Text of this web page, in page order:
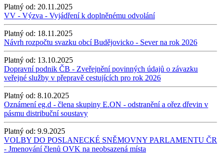
Platný od: 20.11.2025
VV - Výzva - Vyjádření k doplněnému odvolání
Platný od: 18.11.2025
Návrh rozpočtu svazku obcí Budějovicko - Sever na rok 2026
Platný od: 13.10.2025
Dopravní podnik ČB - Zveřejnění povinných údajů o závazku
veřejné služby v přepravě cestujících pro rok 2026
Platný od: 8.10.2025
Oznámení eg.d - člena skupiny E.ON - odstranění a ořez dřevin v
pásmu distribuční soustavy
Platný od: 9.9.2025
VOLBY DO POSLANECKÉ SNĚMOVNY PARLAMENTU ČR
- Jmenování členů OVK na neobsazená místa